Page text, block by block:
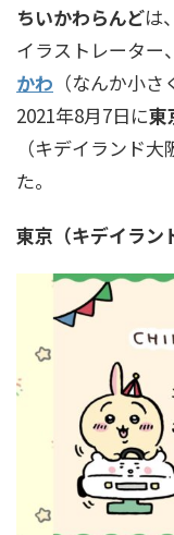
ちいかわらんどは、
イラストレーター、
かわ （なんか小
2021年8月7日に東
（キデイランド
た。
東京（キデイラン